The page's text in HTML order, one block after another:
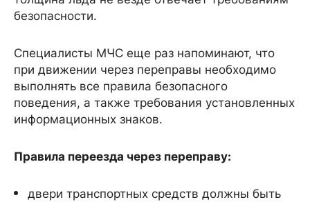
безопасности.
Специалисты МЧС еще раз напоминают, что
при движении через переправы необходимо
выполнять все правила безопасного
поведения, а также требования установленных
информационных знаков.
Правила переезда через переправу:
двери транспортных средств должны быть